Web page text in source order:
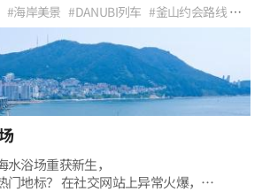
山影岛南端太宗台。
武烈王被这里的景致迷住，
。它是韩国的必游景点之一，
和葱郁的绿茵开心地迎接着每一个访客。
#海岸美景 #DANUBI列车 #釜山约会路线
#影岛灯塔 #灯塔之旅 #观景点
浴场重获新生，
地标？ 在社交网站上异常火爆，